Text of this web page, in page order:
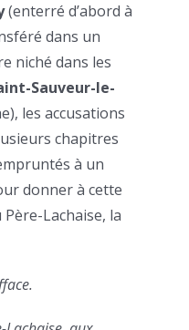
(enterré d’abord à
dans un
niché dans les
Sauveur-le-
les accusations
chapitres
à un
donner à cette
Lachaise, la